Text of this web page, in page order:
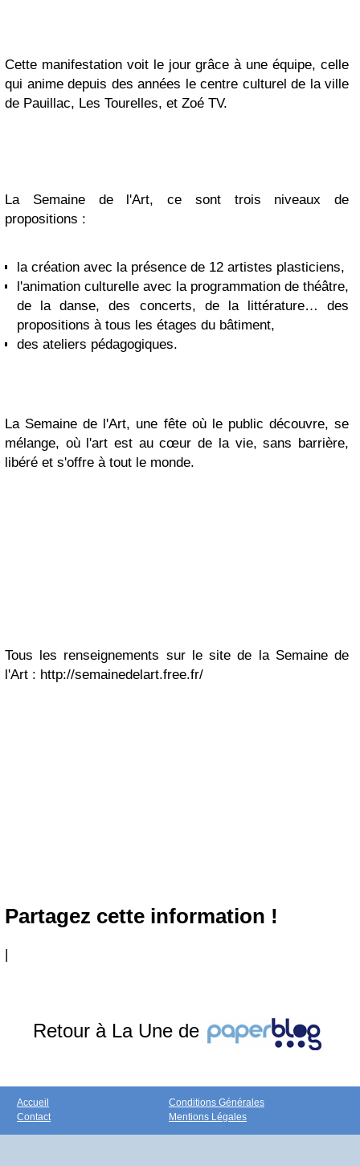
Cette manifestation voit le jour grâce à une équipe, celle
qui anime depuis des années le centre culturel de la ville
de Pauillac, Les Tourelles, et Zoé TV.
La Semaine de l'Art, ce sont trois niveaux de
propositions :
la création avec la présence de 12 artistes plasticiens,
l'animation culturelle avec la programmation de théâtre,
de la danse, des concerts, de la littérature… des
propositions à tous les étages du bâtiment,
des ateliers pédagogiques.
La Semaine de l'Art, une fête où le public découvre, se
mélange, où l'art est au cœur de la vie, sans barrière,
libéré et s'offre à tout le monde.
Tous les renseignements sur le site de la Semaine de
l'Art : http://semainedelart.free.fr/
Partagez cette information !
|
Retour à La Une de
Accueil
Contact
Conditions Générales
Mentions Légales